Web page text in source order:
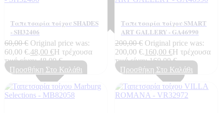
Ταπετσαρία τοίχου SHADES
- SH32406
60,00€ Original price was:
60,00 €.48,00 €Η τρέχουσα
τιμή είναι: 48,00 €.
Προσθήκη Στο Καλάθι
Ταπετσαρία τοίχου SMART
ART GALLERY - GA46990
200,00€ Original price was:
200,00 €.160,00 €Η τρέχουσα
τιμή είναι: 160,00 €.
Προσθήκη Στο Καλάθι